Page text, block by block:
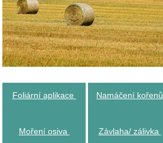
Foliární aplikace Namáčení kořenů
Moření osiva Závlaha/ zálivka